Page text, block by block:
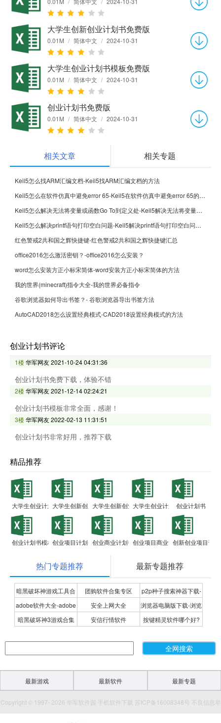
大学生创新创业计划书免费版
0.01M / 简体中文 / 2024-10-31
大学生创业计划书模板免费版
0.01M / 简体中文 / 2024-10-31
创业计划书免费版
0.01M / 简体中文 / 2024-10-31
相关文章 相关专题
Keil5怎么找ARM汇编文档-Keil5找ARM汇编文档的方法
Keil5怎么在软件仿真中避免error 65-Keil5在软件仿真中避免error 65的方法
Keil5怎么解决无法将变量或函数Go To到定义处-Keil5解决无法将变量或函数Go To到定义处的方法
Keil5怎么解决printf语句打印空白问题-Keil5解决printf语句打印空白问题的方法
红色警戒2共和国之辉快捷键-红色警戒2共和国之辉快捷键汇总
office2016怎么激活密钥？-office2016怎么安装？
word怎么安装方正小标宋简体-word安装方正小标宋简体的方法
我的世界(minecraft)指令大全-我的世界必备指令
谷歌浏览器如何导出书签？- 谷歌浏览器导出书签方法
AutoCAD2018怎么设置经典模式-CAD2018设置经典模式的方法
创业计划书评论
1楼华军网友2021-10-24 04:31:36
创业计划书免费下载，体验不错
2楼华军网友2021-12-14 02:24:21
创业计划书模板非常全面，感谢！
3楼华军网友2022-02-13 11:31:51
创业计划书非常好用，推荐下载
精品推荐
大学生创业计划书大学生创新创业项目计划书
大学生创新创业计划书大学生创业计划书模板创业计划书
创业计划书模板创业项目计划书创业商业计划书创业项目商业计划书创新创业项目计
热门专题推荐 最新专题推荐
暗黑破坏神游戏工具合
集
团购软件合集专区
p2p种子搜索神器下载-
P2P种子搜索神器专题
adobe软件大全-adobe
全系列软件下载-adobe
安全上网大全
浏览器电脑版下载-浏览
器下载合集
暗黑破坏神3游戏合集 安信行情软件
按键精灵软件哪个好?
最新游戏 最新软件 最新专题
Copyright © 1997- 2026 华军软件园 手机软件下载 苏ICP备16008348号 不良信息举